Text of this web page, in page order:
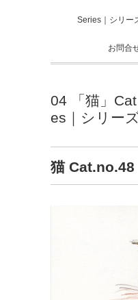
Series｜シリー
お問合
04 「猫」
es｜シリー
猫 Cat.no.48